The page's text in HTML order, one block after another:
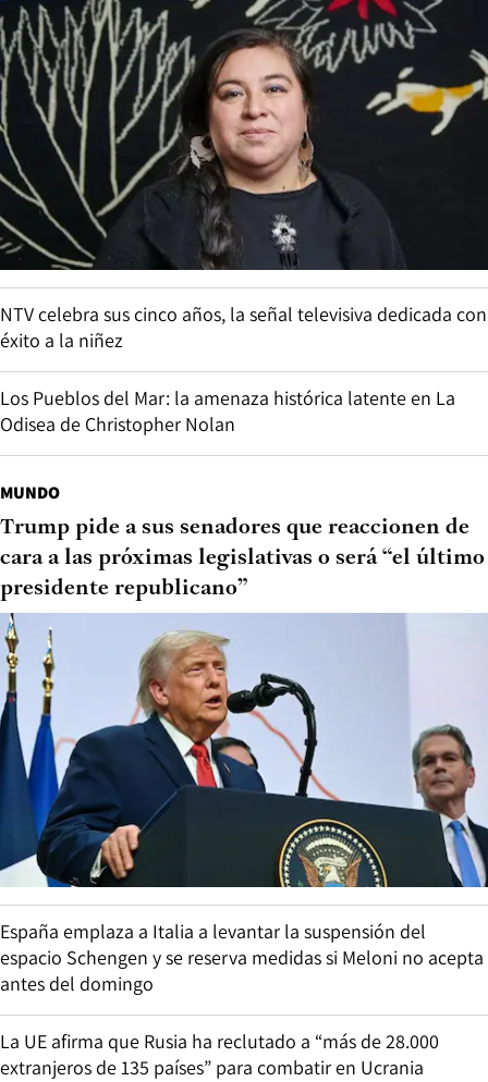
NTV celebra sus cinco años, la señal televisiva dedicada con
éxito a la niñez
Los Pueblos del Mar: la amenaza histórica latente en La
Odisea de Christopher Nolan
MUNDO
Trump pide a sus senadores que reaccionen de
cara a las próximas legislativas o será “el último
presidente republicano”
España emplaza a Italia a levantar la suspensión del
espacio Schengen y se reserva medidas si Meloni no acepta
antes del domingo
La UE afirma que Rusia ha reclutado a “más de 28.000
extranjeros de 135 países” para combatir en Ucrania